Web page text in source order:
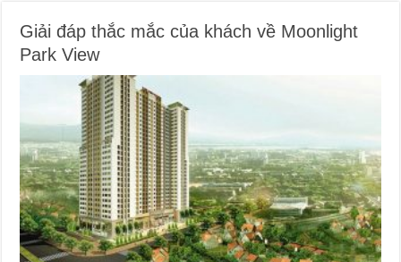
Giải đáp thắc mắc của khách về Moonlight
Park View